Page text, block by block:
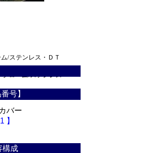
号】
バー
】
成
/ステンレス・シル
ス_パーツ・ＨＨＲ
/ステンレス・ＤＴ
クローム/ステンレス
クローム/ステンレ
_クローム/ステン
ァー_クローム/ス
カイライン_クロー